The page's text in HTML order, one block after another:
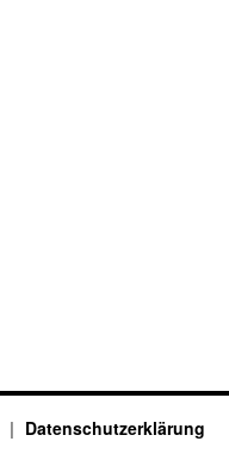
Datenschutzerklärung